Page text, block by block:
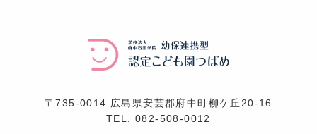
〒735-0014 広島県安芸郡府中町柳ケ丘20-16
TEL.082-508-0012